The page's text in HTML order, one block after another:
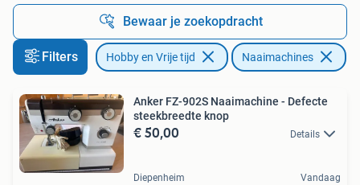
Bewaar je zoekopdracht
Filters Hobby en Vrije tijd Naaimachines
Anker FZ-902S Naaimachine - Defecte
steekbreedte knop
€ 50,00 Details
Diepenheim Vandaag